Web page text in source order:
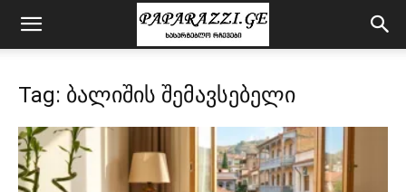
Tag: ბალიშის შემავსებელი